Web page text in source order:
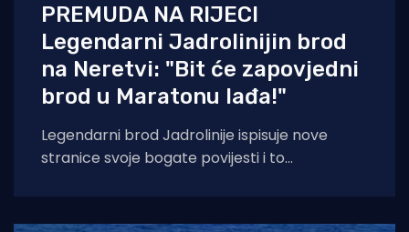
PREMUDA NA RIJECI
Legendarni Jadrolinijin brod
na Neretvi: "Bit će zapovjedni
brod u Maratonu lađa!"
Legendarni brod Jadrolinije ispisuje nove
stranice svoje bogate povijesti i to